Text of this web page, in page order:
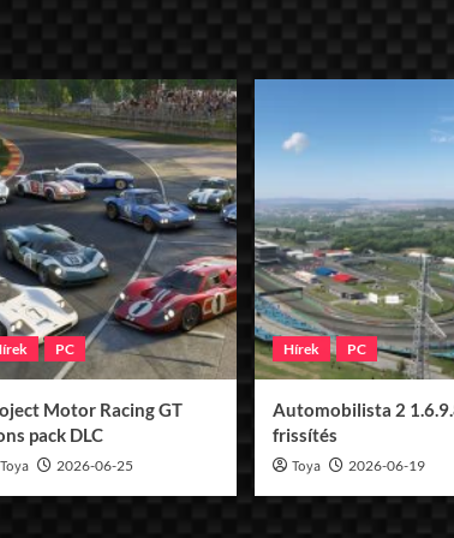
PC
Motor Racing GT
pack DLC
Toya 2026-06-25
Hírek PC
Automobilista 2
frissítés
Toya 2026-06-19